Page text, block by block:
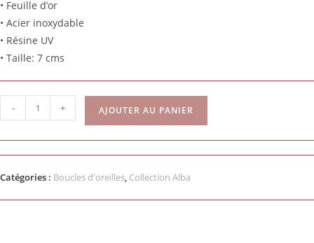
• Feuille d’or
• Acier inoxydable
• Résine UV
• Taille: 7 cms
- + AJOUTER AU PANIER
Catégories : Boucles d'oreilles, Collection Alba